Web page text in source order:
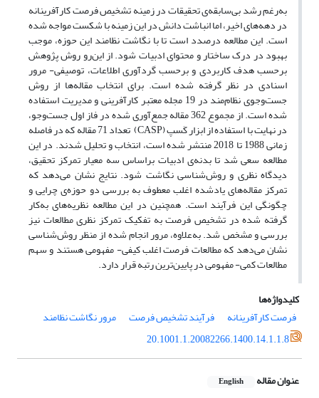
به‌رغم رشد بی‌سابقه‌ی تحقیقات در زمینه تشخیص فرصت کارآفرینانه
در دهه‌های اخیر، اما انباشت دانش در این زمینه با شکست مواجه شده
است. این مطالعه درصدد است تا با نگاشت نظامند این حوزه، موجب
بهبود در درک ساختار و محتوای ادبیات شود. از این‌رو روش پژوهش
برحسب هدف کاربردی و برحسب گردآوری اطلاعات، توصیفی- مرور
اسنادی در نظر گرفته شده است. برای انتخاب مقاله‌ها از روش
جست‌و‌جوی نظام‌مند در 19 مجله معتبر کارآفرینی و مدیریت استفاده
شده است. از مجموع 362 مقاله جمع‌آوری شده در فاز اول جست‌و‌جو،
در نهایت با استفاده از ابزار کَسپ (CASP) تعداد 71 مقاله که در فاصله
زمانی 1988 تا 2018 منتشر شده است، انتخاب و تحلیل شدند. در این
مطالعه سعی شد تا بدنه‌ی ادبیات براساس سه معیار تمرکز تحقیق،
دیدگاه نظری و روش‌شناسی نگاشت شود. نتایج نشان می‌دهد که
تمرکز مقاله‌های یادشده اغلب معطوف به بررسی دو حوزه‌ی چرایی و
چگونگی این فرآیند است. همچنین در این مطالعه نظریه‌های به‌کار
گرفته شده در تشخیص فرصت به تفکیک تمرکز نظری مطالعات نیز
بررسی و مشخص شد. به‌علاوه، مرور انجام شده از منظر روش‌شناسی
نشان می‌دهد که مطالعات فرصت اغلب کیفی- مفهومی هستند و سهم
مطالعات کمی- مفهومی در پایین‌ترین رتبه قرار دارد.
کلیدواژه‌ها
فرصت کارآفرینانه
فرآیند تشخیص فرصت
مرور نگاشت نظامند
20.1001.1.20082266.1400.14.1.1.8
عنوان مقاله English